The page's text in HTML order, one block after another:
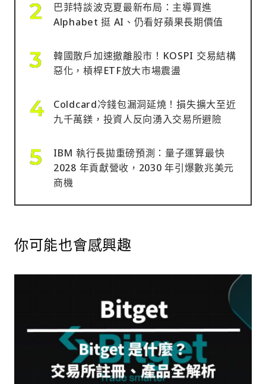
巴菲特談波克夏最新布局：主導買進
Alphabet 挺 AI、仍看好蘋果長期價值
韓國散戶加速撤離股市！KOSPI 交易結構
惡化，槓桿ETF放大市場震盪
Coldcard冷錢包漏洞延燒！損失擴大至近
九千萬鎂，投資人反向湧入交易所避險
IBM 執行長拋重磅預測：量子運算最快
2028 年貢獻營收，2030 年引爆數兆美元
商機
你可能也會感興趣